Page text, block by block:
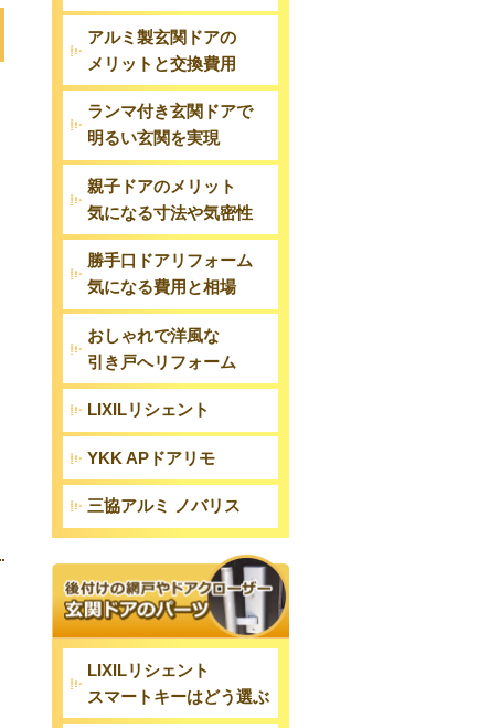
アルミ製玄関ドアの
メリットと交換費用
ランマ付き玄関ドアで
明るい玄関を実現
親子ドアのメリット
気になる寸法や気密性
勝手口ドアリフォーム
気になる費用と相場
おしゃれで洋風な
引き戸へリフォーム
LIXILリシェント
YKK APドアリモ
三協アルミ ノバリス
LIXILリシェント
スマートキーはどう選ぶ